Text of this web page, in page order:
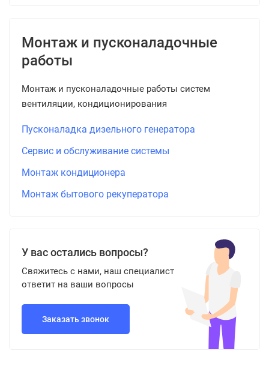
Монтаж и пусконаладочные
работы
Монтаж и пусконаладочные работы систем
вентиляции, кондиционирования
Пусконаладка дизельного генератора
Сервис и обслуживание системы
Монтаж кондиционера
Монтаж бытового рекуператора
У вас остались вопросы?
Свяжитесь с нами, наш специалист
ответит на ваши вопросы
Заказать звонок